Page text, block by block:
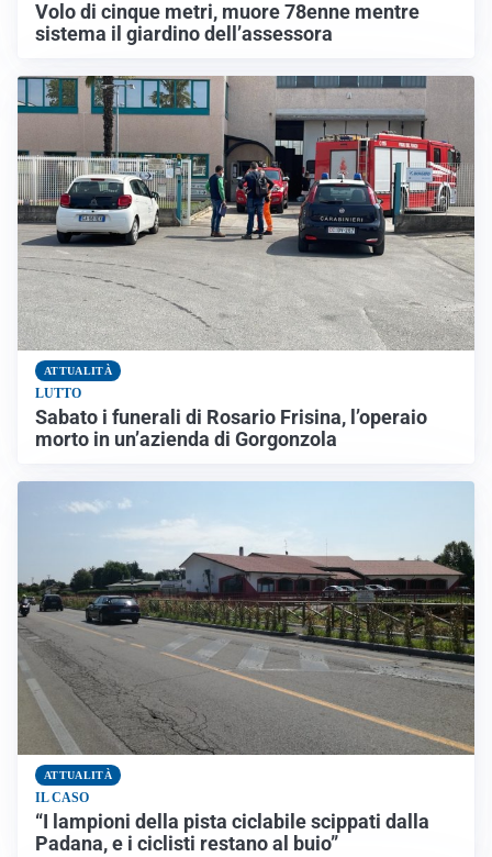
Volo di cinque metri, muore 78enne mentre
sistema il giardino dell’assessora
ATTUALITÀ
LUTTO
Sabato i funerali di Rosario Frisina, l’operaio
morto in un’azienda di Gorgonzola
ATTUALITÀ
IL CASO
“I lampioni della pista ciclabile scippati dalla
Padana, e i ciclisti restano al buio”